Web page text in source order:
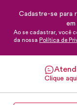
Cadastre-se para
em
Ao se cadastrar, você
da nossa Política de
Clique